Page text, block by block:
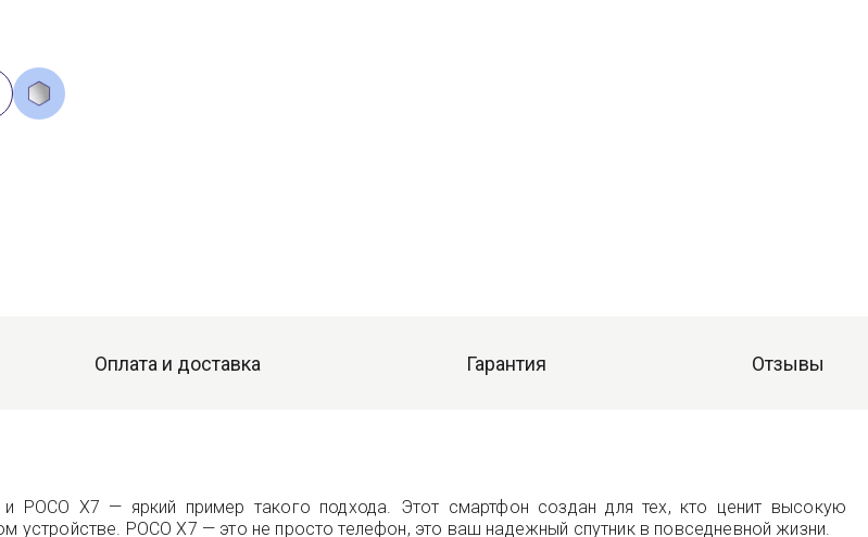
Оплата и доставка Гарантия Отзывы
POCO X7 — яркий пример такого подхода. Этот смартфон создан для тех, кто ценит высокую
устройстве. POCO X7 — это не просто телефон, это ваш надежный спутник в повседневной жизни.